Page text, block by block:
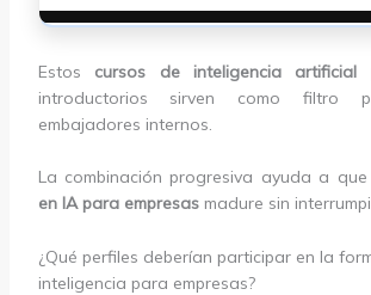
Estos cursos de inteligencia artificial
introductorios sirven como filtro
embajadores internos.
La combinación progresiva ayuda a
en IA para empresasmadure sin
¿Qué perfiles deberían participar en la
inteligencia para empresas?